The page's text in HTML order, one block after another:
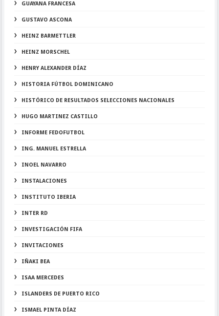
GUAYANA FRANCESA
GUSTAVO ASCONA
HEINZ BARMETTLER
HEINZ MORSCHEL
HENRY ALEXANDER DÍAZ
HISTORIA FÚTBOL DOMINICANO
HISTÓRICO DE RESULTADOS SELECCIONES NACIONALES
HUGO MARTINEZ CASTILLO
INFORME FEDOFUTBOL
ING. MANUEL ESTRELLA
INOEL NAVARRO
INSTALACIONES
INSTITUTO IBERIA
INTER RD
INVESTIGACIÓN FIFA
INVITACIONES
IÑAKI BEA
ISAA MERCEDES
ISLANDERS DE PUERTO RICO
ISMAEL PINTA DÍAZ